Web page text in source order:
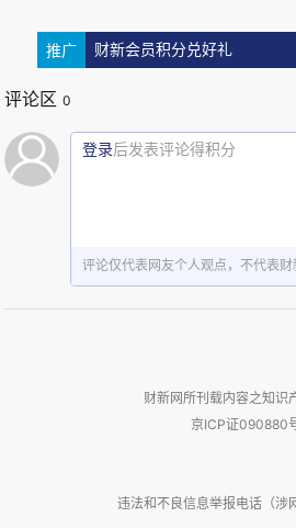
所以，当人们在怀念秦怡时
为一位母亲以及一名女性面对
生活里的秦怡，她给人留下的
推广 财新会员积分兑好礼
评论区 0
登录后发表评论得积分
评论仅代表网友个人观点，不代表财
财新网所刊载内容之知识
京ICP证090880
违法和不良信息举报电话（